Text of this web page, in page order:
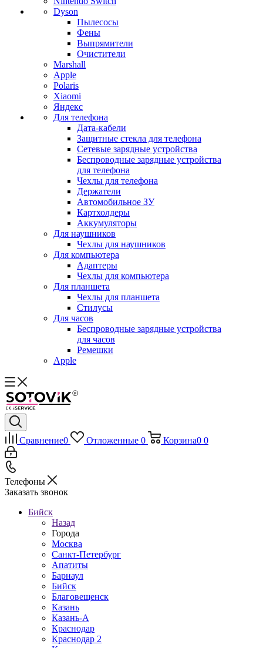
Dyson
Пылесосы
Фены
Выпрямители
Очистители
Marshall
Apple
Polaris
Xiaomi
Яндекс
Для телефона
Дата-кабели
Защитные стекла для телефона
Сетевые зарядные устройства
Беспроводные зарядные устройства
для телефона
Чехлы для телефона
Держатели
Автомобильное ЗУ
Картхолдеры
Аккумуляторы
Для наушников
Чехлы для наушников
Для компьютера
Адаптеры
Чехлы для компьютера
Для планшета
Чехлы для планшета
Стилусы
Для часов
Беспроводные зарядные устройства
для часов
Ремешки
Apple
Сравнение0 Отложенные 0 Корзина0 0
Телефоны
Заказать звонок
Бийск
Назад
Города
Москва
Санкт-Петербург
Апатиты
Барнаул
Бийск
Благовещенск
Казань
Казань-А
Краснодар
Краснодар 2